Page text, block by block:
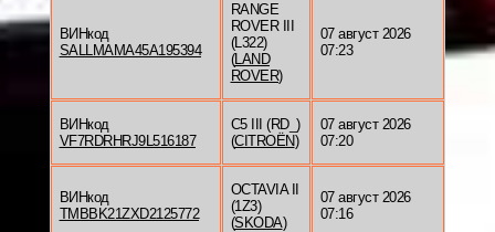
ВИНкод
SALLMAMA45A195394
RANGE
ROVER III
(L322)
(LAND
ROVER)
07 август 2026
07:23
ВИНкод
VF7RDRHRJ9L516187
C5 III (RD_)
(CITROËN)
07 август 2026
07:20
ВИНкод
TMBBK21ZXD2125772
OCTAVIA II
(1Z3)
(SKODA)
07 август 2026
07:16